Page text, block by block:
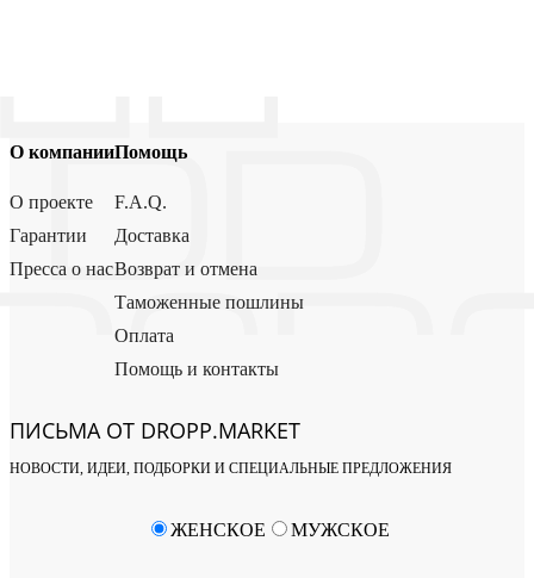
О компании
О проекте
Гарантии
Пресса о нас
Помощь
F.A.Q.
Доставка
Возврат и отмена
Таможенные пошлины
Оплата
Помощь и контакты
ПИСЬМА ОТ DROPP.MARKET
НОВОСТИ, ИДЕИ, ПОДБОРКИ И СПЕЦИАЛЬНЫЕ ПРЕДЛОЖЕНИЯ
ЖЕНСКОЕ МУЖСКОЕ